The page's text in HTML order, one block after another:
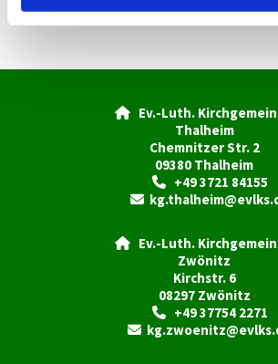

Ev.-Luth.
Thalheim
Chemnitzer Str. 2
09380 Thalheim
+49 3721 84155


Ev.-Luth.
Zwönitz
Kirchstr. 6
08297 Zwönitz
+49 37754 2271
